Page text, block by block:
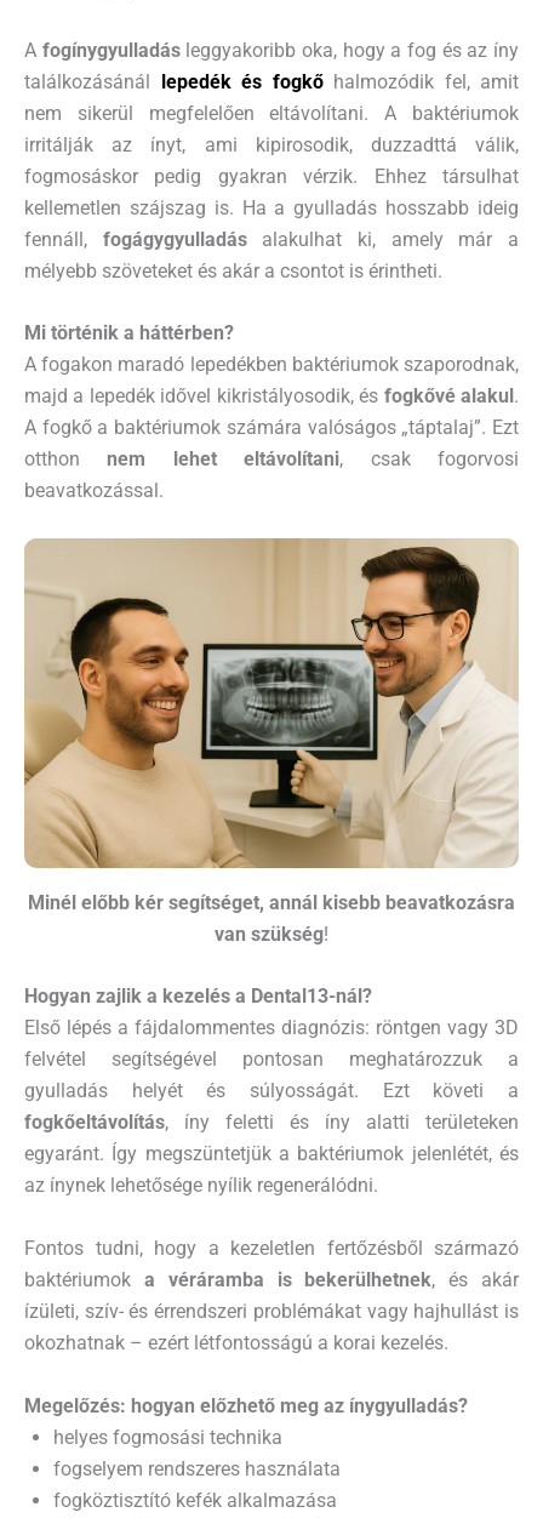
A fogínygyulladásleggyakoribb oka, hogy a fog és az íny
találkozásánál lepedék és fogkőhalmozódik fel, amit
nem sikerül megfelelően eltávolítani. A baktériumok
irritálják az ínyt, ami kipirosodik, duzzadttá válik,
fogmosáskor pedig gyakran vérzik. Ehhez társulhat
kellemetlen szájszag is. Ha a gyulladás hosszabb ideig
fennáll, fogágygyulladásalakulhat ki, amely már a
mélyebb szöveteket és akár a csontot is érintheti.
Mi történik a háttérben?
A fogakon maradó lepedékben baktériumok szaporodnak,
majd a lepedék idővel kikristályosodik, és fogkővé alakul .
A fogkő a baktériumok számára valóságos „táptalaj”. Ezt
otthon nem lehet eltávolítani, csak fogorvosi
beavatkozással.
Minél előbb kér segítséget, annál kisebb beavatkozásra
van szükség!
Hogyan zajlik a kezelés a Dental13-nál?
Első lépés a fájdalommentes diagnózis: röntgen vagy 3D
felvétel segítségével pontosan meghatározzuk a
gyulladás helyét és súlyosságát. Ezt követi a
fogkőeltávolítás, íny feletti és íny alatti területeken
egyaránt. Így megszüntetjük a baktériumok jelenlétét, és
az ínynek lehetősége nyílik regenerálódni.
Fontos tudni, hogy a kezeletlen fertőzésből származó
baktériumok a véráramba is bekerülhetnek, és akár
ízületi, szív- és érrendszeri problémákat vagy hajhullást is
okozhatnak – ezért létfontosságú a korai kezelés.
Megelőzés: hogyan előzhető meg az ínygyulladás?
helyes fogmosási technika
fogselyem rendszeres használata
fogköztisztító kefék alkalmazása